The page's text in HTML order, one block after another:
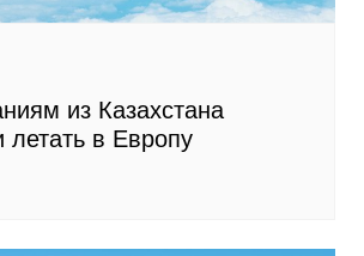
из Казахстана
летать в Европу